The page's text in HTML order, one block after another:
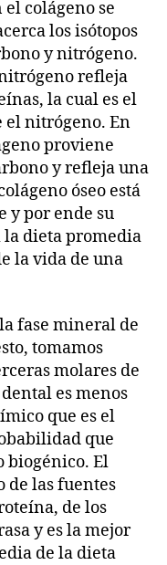
colágeno se
los isótopos
y nitrógeno.
refleja
la cual es el
nitrógeno. En
proviene
y refleja una
óseo está
y por ende su
dieta promedia
la vida de una
fase mineral de
tomamos
molares de
es menos
que es el
que
biogénico. El
de las fuentes
de los
y es la mejor
de la dieta